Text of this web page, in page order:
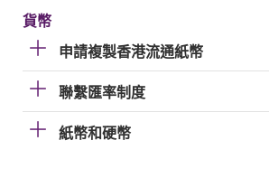
貨幣
申請複製香港流通紙幣
聯繫匯率制度
紙幣和硬幣